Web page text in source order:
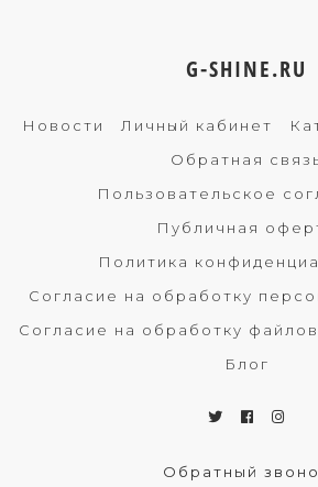
G-SHINE.RU
Новости Личный кабинет
Обратная
Пользовательское
Публичная
Политика
Согласие на обработку
Согласие на обработку
Блог
Обратный